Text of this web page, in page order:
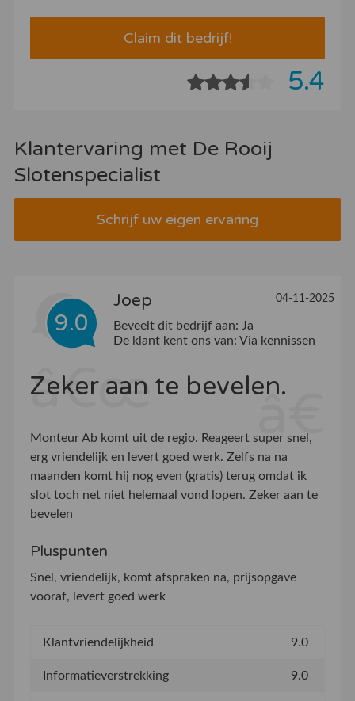
Claim dit bedrijf!
5.4
Klantervaring met De Rooij
Slotenspecialist
Schrijf uw eigen ervaring
9.0
Joep 04-11-2025
Beveelt dit bedrijf aan: Ja
De klant kent ons van: Via kennissen
Zeker aan te bevelen.
Monteur Ab komt uit de regio. Reageert super snel,
erg vriendelijk en levert goed werk. Zelfs na na
maanden komt hij nog even (gratis) terug omdat ik
slot toch net niet helemaal vond lopen. Zeker aan te
bevelen
Pluspunten
Snel, vriendelijk, komt afspraken na, prijsopgave
vooraf, levert goed werk
Klantvriendelijkheid 9.0
Informatieverstrekking 9.0